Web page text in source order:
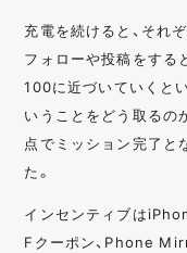
充電を続けると、それ
フォローや投稿をする
100に近づいていくと
いうことをどう取るの
点でミッション完了と
た。
インセンティブは
Fクーポン、Phone